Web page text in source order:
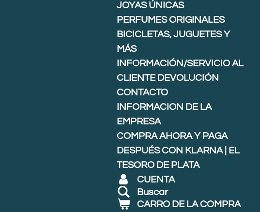
JOYAS ÚNICAS
PERFUMES ORIGINALES
BICICLETAS, JUGUETES Y
MÁS
INFORMACIÓN/SERVICIO AL
CLIENTE DEVOLUCIÓN
CONTACTO
INFORMACION DE LA
EMPRESA
COMPRA AHORA Y PAGA
DESPUÉS CON KLARNA | EL
TESORO DE PLATA
CUENTA
Buscar
CARRO DE LA COMPRA